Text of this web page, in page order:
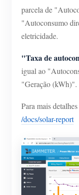
parcela de
"Autoconsumo
eletricidade.
"Taxa de
igual ao
"Geração (kWh)".
Para mais
/docs/solar-report